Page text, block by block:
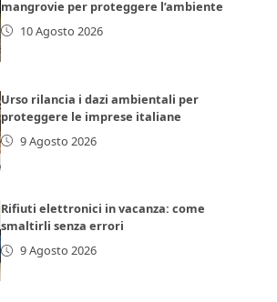
mangrovie per proteggere l’ambiente
10 Agosto 2026
Urso rilancia i dazi ambientali per
proteggere le imprese italiane
9 Agosto 2026
Rifiuti elettronici in vacanza: come
smaltirli senza errori
9 Agosto 2026